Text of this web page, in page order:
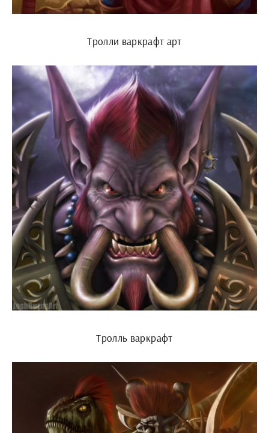
Тролли варкрафт арт
Тролль варкрафт